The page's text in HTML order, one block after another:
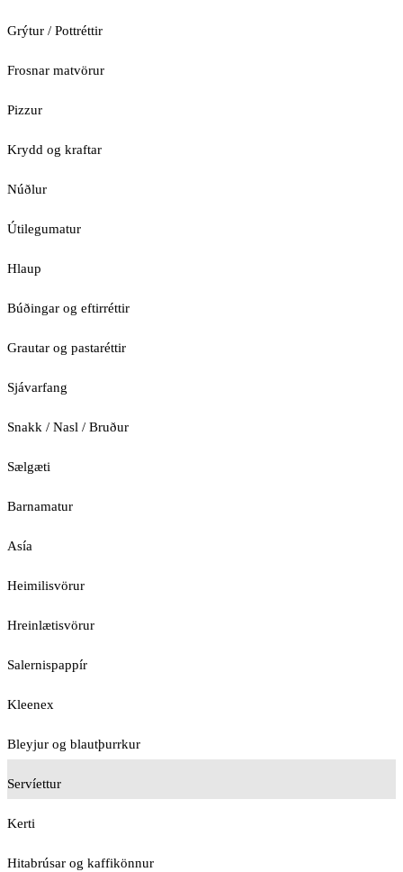
Grýtur / Pottréttir
Frosnar matvörur
Pizzur
Krydd og kraftar
Núðlur
Útilegumatur
Hlaup
Búðingar og eftirréttir
Grautar og pastaréttir
Sjávarfang
Snakk / Nasl / Bruður
Sælgæti
Barnamatur
Asía
Heimilisvörur
Hreinlætisvörur
Salernispappír
Kleenex
Bleyjur og blautþurrkur
Servíettur
Kerti
Hitabrúsar og kaffikönnur